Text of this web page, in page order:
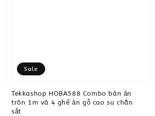
Sale
Tekkashop HOBA588 Combo bàn ăn
tròn 1m và 4 ghế ăn gỗ cao su chân
sắt